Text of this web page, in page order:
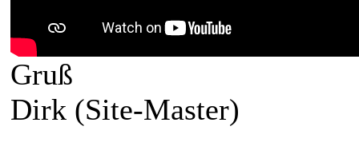
Gruß
Dirk (Site-Master)